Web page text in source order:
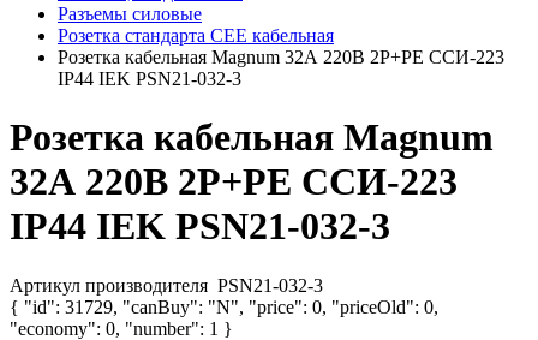
Разъемы силовые
Розетка стандарта СЕЕ кабельная
Розетка кабельная Magnum 32А 220В 2P+PE ССИ-223
IP44 IEK PSN21-032-3
Розетка кабельная Magnum
32А 220В 2P+PE ССИ-223
IP44 IEK PSN21-032-3
Артикул производителя PSN21-032-3
{ "id": 31729, "canBuy": "N", "price": 0, "priceOld": 0,
"economy": 0, "number": 1 }